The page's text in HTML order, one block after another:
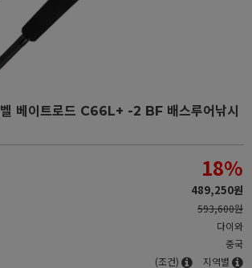
베이트로드 C66L+ -2 BF 배스루어낚시
18%
489,250원
593,600원
다이와
중국
(조건)
지역별